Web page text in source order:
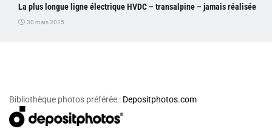
La plus longue ligne électrique HVDC – transalpine – jamais réalisée
30 mars 2015
Bibliothèque photos préférée : Depositphotos.com